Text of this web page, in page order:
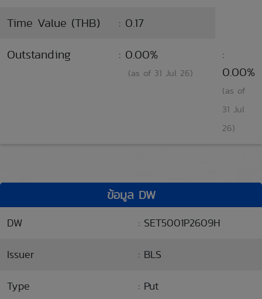
Time Value (THB)
: 0.17
Outstanding
: 0.00%
(as of 31 Jul 26)
:
0.00%
(as of
31 Jul
26)
ข้อมูล DW
DW : SET5001P2609H
Issuer : BLS
Type : Put